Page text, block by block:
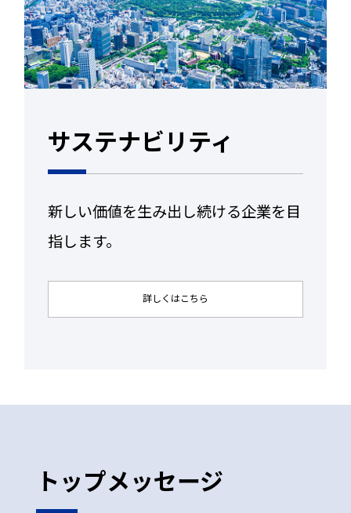
サステナビリティ
新しい価値を生み出し続ける企業を目
指します。
詳しくはこちら
トップメッセージ